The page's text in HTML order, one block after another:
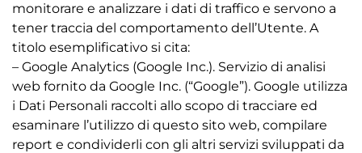
monitorare e analizzare i dati di traffico e servono a
tener traccia del comportamento dell’Utente. A
titolo esemplificativo si cita:
– Google Analytics (Google Inc.). Servizio di analisi
web fornito da Google Inc. (“Google”). Google utilizza
i Dati Personali raccolti allo scopo di tracciare ed
esaminare l’utilizzo di questo sito web, compilare
report e condividerli con gli altri servizi sviluppati da